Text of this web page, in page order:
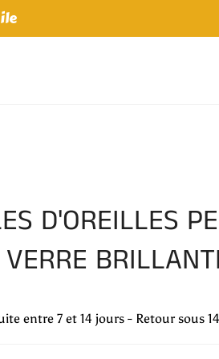
D'OREILLES
entre 7 et 14 jours - Retour sous